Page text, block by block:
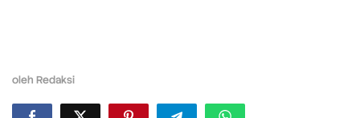
oleh Redaksi